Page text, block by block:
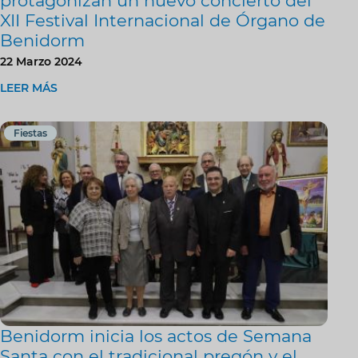
XII Festival Internacional de Órgano de
Benidorm
22 Marzo 2024
LEER MÁS
Fiestas
Benidorm inicia los actos de Semana